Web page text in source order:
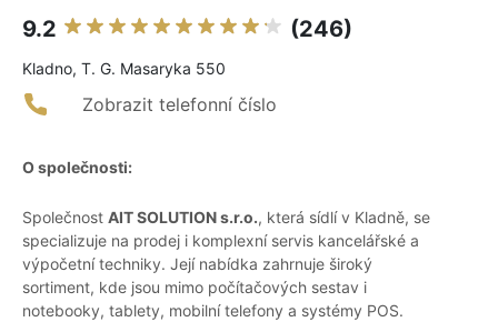
9.2 (246)
Kladno, T. G. Masaryka 550
Zobrazit telefonní číslo
O společnosti:
Společnost AIT SOLUTION s.r.o., která sídlí v Kladně, se
specializuje na prodej i komplexní servis kancelářské a
výpočetní techniky. Její nabídka zahrnuje široký
sortiment, kde jsou mimo počítačových sestav i
notebooky, tablety, mobilní telefony a systémy POS.